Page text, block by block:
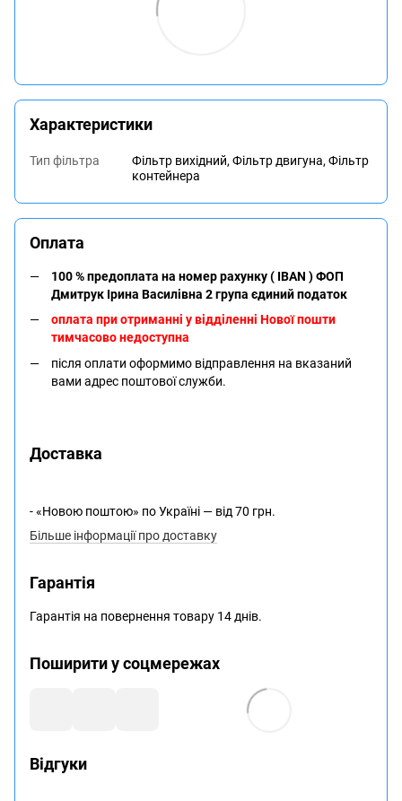
Характеристики
Тип фільтра
Фільтр вихідний, Фільтр двигуна, Фільтр
контейнера
Оплата
100 % предоплата на номер рахунку ( IBAN ) ФОП
Дмитрук Ірина Василівна 2 група єдиний податок
оплата при отриманні у відділенні Нової пошти
тимчасово недоступна
після оплати оформимо відправлення на вказаний
вами адрес поштової служби.
Доставка
- «Новою поштою» по Україні — від 70 грн.
Більше інформації про доставку
Гарантія
Гарантія на повернення товару 14 днів.
Поширити у соцмережах
Відгуки